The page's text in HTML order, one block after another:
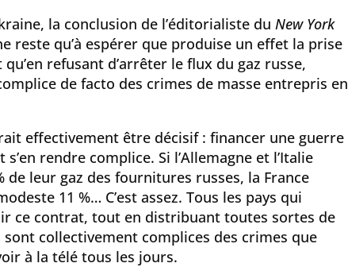
la conclusion de l’éditorialiste du New York
reste qu’à espérer que produise un effet la prise
refusant d’arrêter le flux du gaz russe,
de facto des crimes de masse entrepris en
effectivement être décisif : financer une guerre
s’en rendre complice. Si l’Allemagne et l’Italie
de leur gaz des fournitures russes, la France
11 %… C’est assez. Tous les pays qui
ce contrat, tout en distribuant toutes sortes de
collectivement complices des crimes que
à la télé tous les jours.